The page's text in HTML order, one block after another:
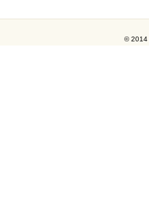
© 2014